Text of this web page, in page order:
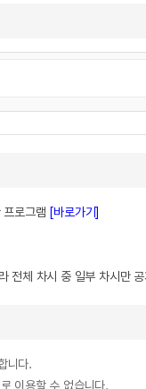
프로그램 [바로가기]
전체 차시 중 일부 차시만
니다.
이용할 수 없습니다.